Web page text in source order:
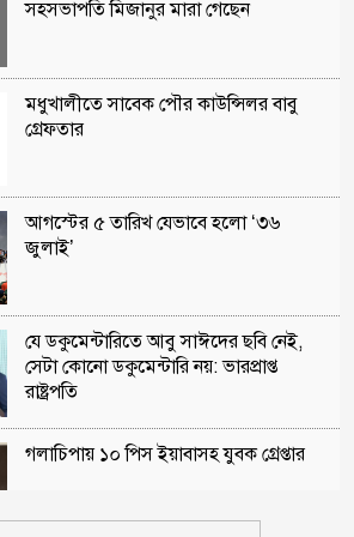
সহসভাপতি মিজানুর মারা গেছেন
মধুখালীতে সাবেক পৌর কাউন্সিলর বাবু
গ্রেফতার
আগস্টের ৫ তারিখ যেভাবে হলো ‘৩৬
জুলাই’
যে ডকুমেন্টারিতে আবু সাঈদের ছবি নেই,
সেটা কোনো ডকুমেন্টারি নয়: ভারপ্রাপ্ত
রাষ্ট্রপতি
গলাচিপায় ১০ পিস ইয়াবাসহ যুবক গ্রেপ্তার